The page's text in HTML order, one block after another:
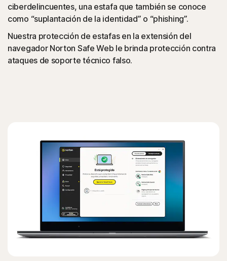
ciberdelincuentes, una estafa que también se conoce
como “suplantación de la identidad” o “phishing”.
Nuestra protección de estafas en la extensión del
navegador Norton Safe Web le brinda protección contra
ataques de soporte técnico falso.